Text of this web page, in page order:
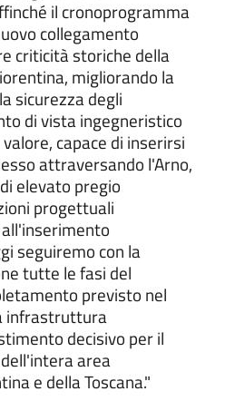
il cronoprogramma
collegamento
criticità storiche della
migliorando la
sicurezza degli
di vista ingegneristico
capace di inserirsi
attraversando l'Arno,
elevato pregio
progettuali
seguiremo con la
tutte le fasi del
previsto nel
infrastruttura
decisivo per il
area
e della Toscana."